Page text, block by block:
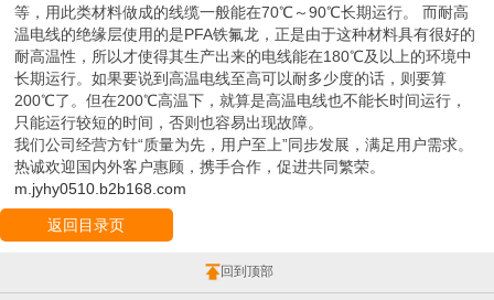
等，用此类材料做成的线缆一般能在70℃～90℃长期运行。 而耐高
温电线的绝缘层使用的是PFA铁氟龙，正是由于这种材料具有很好的
耐高温性，所以才使得其生产出来的电线能在180℃及以上的环境中
长期运行。如果要说到高温电线至高可以耐多少度的话，则要算
200℃了。但在200℃高温下，就算是高温电线也不能长时间运行，
只能运行较短的时间，否则也容易出现故障。
我们公司经营方针“质量为先，用户至上”同步发展，满足用户需求。
热诚欢迎国内外客户惠顾，携手合作，促进共同繁荣。
m.jyhy0510.b2b168.com
返回目录页
回到顶部